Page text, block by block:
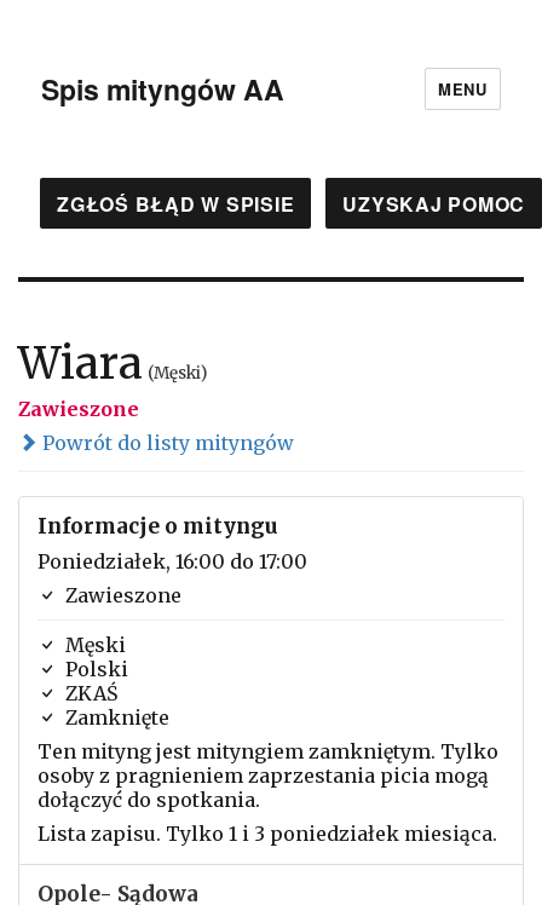
Spis mityngów AA MENU
ZGŁOŚ BŁĄD W SPISIE UZYSKAJ POMOC
Wiara (Męski)
Zawieszone
Powrót do listy mityngów
Informacje o mityngu
Poniedziałek, 16:00 do 17:00
Zawieszone
Męski
Polski
ZKAŚ
Zamknięte
Ten mityng jest mityngiem zamkniętym. Tylko
osoby z pragnieniem zaprzestania picia mogą
dołączyć do spotkania.
Lista zapisu. Tylko 1 i 3 poniedziałek miesiąca.
Opole- Sądowa